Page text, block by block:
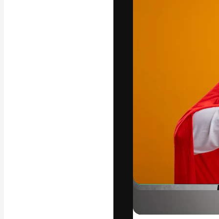
La plateforme
vos meilleurs
d’abonnés :